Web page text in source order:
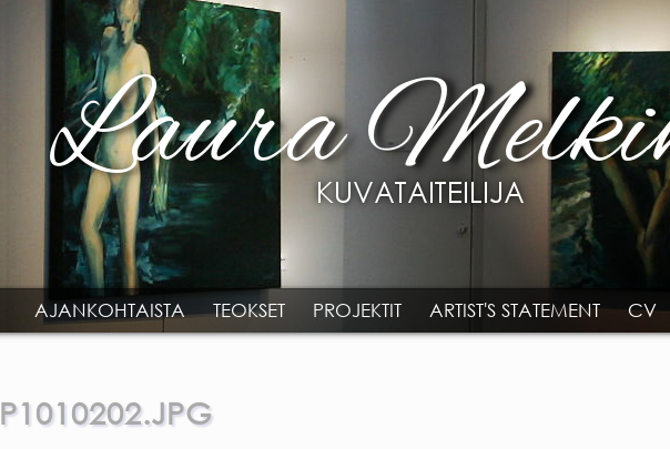
AJANKOHTAISTA TEOKSET PROJEKTIT ARTIST'S STATEMENT CV
P1010202.JPG